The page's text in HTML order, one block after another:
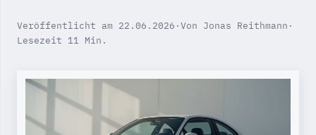
Veröffentlicht am 22.06.2026 ·Von Jonas Reithmann ·
Lesezeit 11 Min.